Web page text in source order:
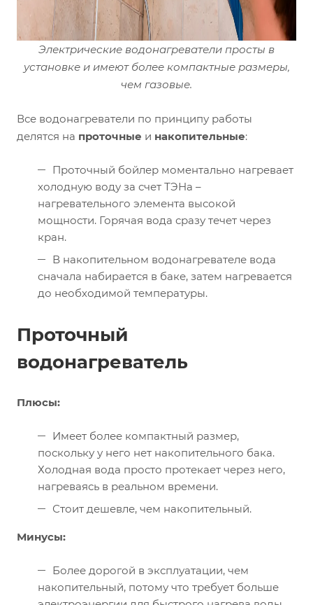
Электрические водонагреватели просты в
установке и имеют более компактные размеры,
чем газовые.
Все водонагреватели по принципу работы
делятся на проточные и накопительные:
Проточный бойлер моментально нагревает
холодную воду за счет ТЭНа –
нагревательного элемента высокой
мощности. Горячая вода сразу течет через
кран.
В накопительном водонагревателе вода
сначала набирается в баке, затем нагревается
до необходимой температуры.
Проточный
водонагреватель
Плюсы:
Имеет более компактный размер,
поскольку у него нет накопительного бака.
Холодная вода просто протекает через него,
нагреваясь в реальном времени.
Стоит дешевле, чем накопительный.
Минусы:
Более дорогой в эксплуатации, чем
накопительный, потому что требует больше